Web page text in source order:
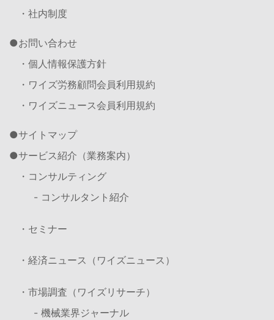
・社内制度
お問い合わせ
・個人情報保護方針
・ワイズ労務顧問会員利用規約
・ワイズニュース会員利用規約
サイトマップ
サービス紹介（業務案内）
・コンサルティング
- コンサルタント紹介
・セミナー
・経済ニュース（ワイズニュース）
・市場調査（ワイズリサーチ）
- 機械業界ジャーナル